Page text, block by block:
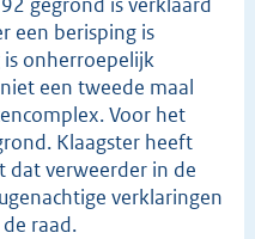
een berisping is
is onherroepelijk
een tweede maal
Voor het
Klaagster heeft
dat verweerder in de
verklaringen
raad.